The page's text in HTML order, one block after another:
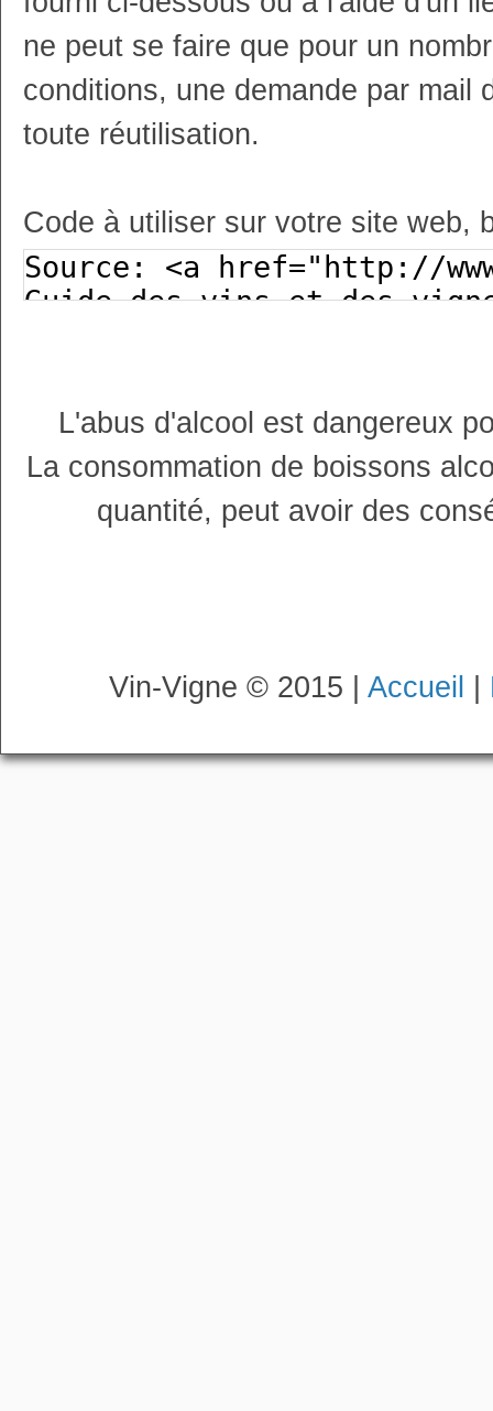
ne peut se faire que pour un
conditions, une demande par mail
toute réutilisation.
Code à utiliser sur votre site web,
L'abus d'alcool est dangereux
La consommation de boissons
quantité, peut avoir des
Vin-Vigne © 2015 | Accueil